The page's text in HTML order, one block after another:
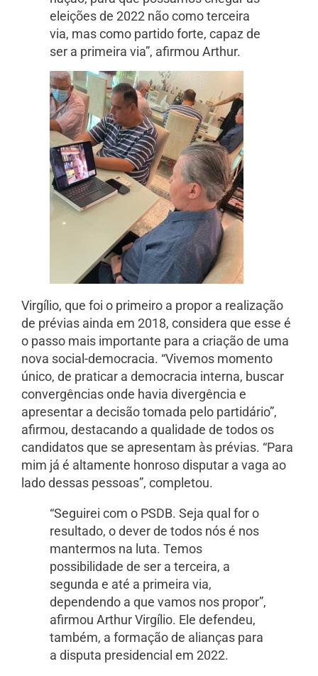
eleições de 2022 não como terceira
via, mas como partido forte, capaz de
ser a primeira via”, afirmou Arthur.
Virgílio, que foi o primeiro a propor a realização
de prévias ainda em 2018, considera que esse é
o passo mais importante para a criação de uma
nova social-democracia. “Vivemos momento
único, de praticar a democracia interna, buscar
convergências onde havia divergência e
apresentar a decisão tomada pelo partidário”,
afirmou, destacando a qualidade de todos os
candidatos que se apresentam às prévias. “Para
mim já é altamente honroso disputar a vaga ao
lado dessas pessoas”, completou.
“Seguirei com o PSDB. Seja qual for o
resultado, o dever de todos nós é nos
mantermos na luta. Temos
possibilidade de ser a terceira, a
segunda e até a primeira via,
dependendo a que vamos nos propor”,
afirmou Arthur Virgílio. Ele defendeu,
também, a formação de alianças para
a disputa presidencial em 2022.